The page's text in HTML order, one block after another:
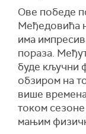
Ове победе
Међедовића
има
пораза.
буде кључни
обзиром на
више
током
мањим